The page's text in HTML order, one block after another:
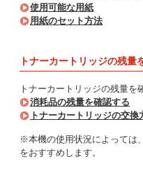
使用可能な用紙
用紙のセット方法
トナーカートリッジの残量
トナーカートリッジの残量を
消耗品の残量を確認する
トナーカートリッジの交換
※本機の使用状況によっては
をおすすめします。